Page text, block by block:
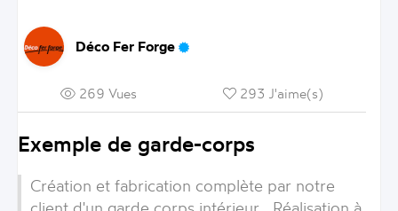
Déco Fer Forge
269 Vues 293 J'aime(s)
Exemple de garde-corps
Création et fabrication complète par notre